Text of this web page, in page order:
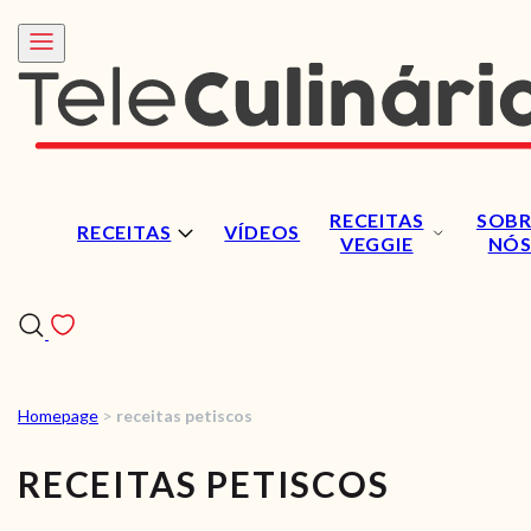
RECEITAS VÍDEOS
RECEITAS
VEGGIE
NÓS
RECEITAS
VÍDEOS
Homepage > receitas petiscos
RECEITAS PETISCOS